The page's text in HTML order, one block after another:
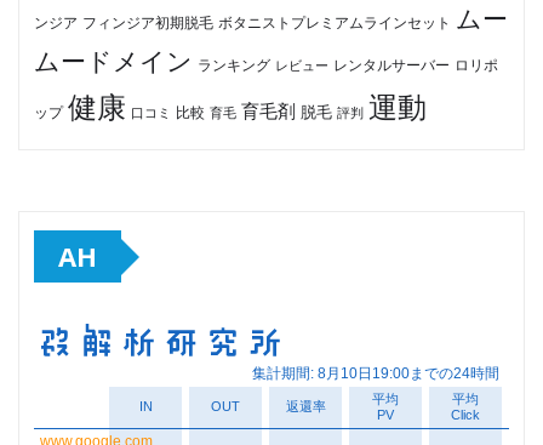
ンジア フィンジア初期脱毛 ボタニストプレミアムラインセット ムー
ムードメイン ランキング レビュー レンタルサーバー ロリポ
ップ 健康 口コミ 比較 育毛 育毛剤 脱毛 評判 運動
AH